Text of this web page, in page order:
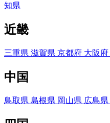
知県
近畿
三重県 滋賀県 京都府 大阪府
中国
鳥取県 島根県 岡山県 広島県